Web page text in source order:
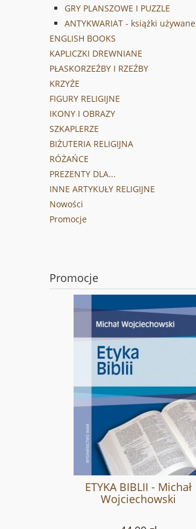
GRY PLANSZOWE I PUZZLE
ANTYKWARIAT - książki używane
ENGLISH BOOKS
KAPLICZKI DREWNIANE
PŁASKORZEŹBY I RZEŹBY
KRZYŻE
FIGURY RELIGIJNE
IKONY I OBRAZY
SZKAPLERZE
BIŻUTERIA RELIGIJNA
RÓŻAŃCE
PREZENTY DLA...
INNE ARTYKUŁY RELIGIJNE
Nowości
Promocje
Promocje
ETYKA BIBLII - Michał
Wojciechowski